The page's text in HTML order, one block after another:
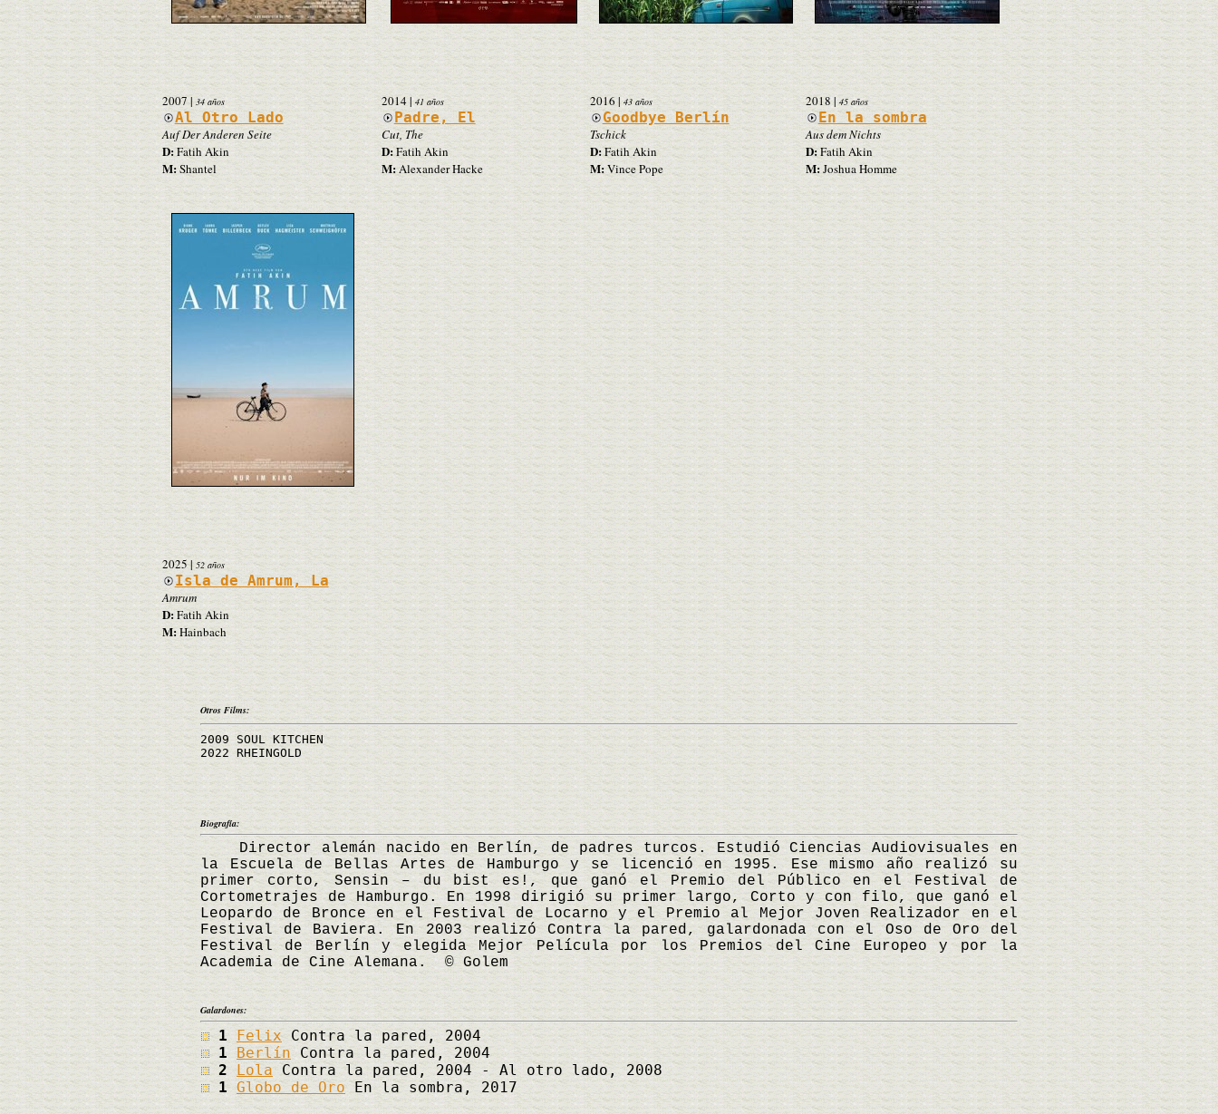
2007| 34 años
Al Otro Lado
Auf Der Anderen Seite
D:Fatih Akin
M:Shantel
2014| 41 años
Padre, El
Cut, The
D:Fatih Akin
M:Alexander Hacke
2016 | 43 años
Goodbye Berlín
Tschick
D:Fatih Akin
M:Vince Pope
2018 |45 años
En la sombra
Aus dem Nichts
D:Fatih Akin
M: Joshua Homme
2025| 52 años
Isla de Amrum, La
Amrum
D:Fatih Akin
M:Hainbach
Otros Films:
2009 SOUL KITCHEN
2022 RHEINGOLD
Biografía:
Director alemán nacido en Berlín, de padres turcos. Estudió Ciencias Audiovisuales en
la Escuela de Bellas Artes de Hamburgo y se licenció en 1995. Ese mismo año realizó su
primer corto, Sensin – du bist es!, que ganó el Premio del Público en el Festival de
Cortometrajes de Hamburgo. En 1998 dirigió su primer largo, Corto y con filo, que ganó el
Leopardo de Bronce en el Festival de Locarno y el Premio al Mejor Joven Realizador en el
Festival de Baviera. En 2003 realizó Contra la pared, galardonada con el Oso de Oro del
Festival de Berlín y elegida Mejor Película por los Premios del Cine Europeo y por la
Academia de Cine Alemana. © Golem
Galardones:
1 Felix Contra la pared, 2004
1 Berlín Contra la pared, 2004
2 LolaContra la pared, 2004 - Al otro lado, 2008
1Globo de Oro En la sombra, 2017